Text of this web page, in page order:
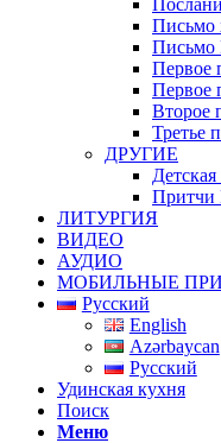
Письмо
Письмо
Первое
Первое
Второе
Третье
ДРУГИЕ
Притчи
ЛИТУРГИЯ
ВИДЕО
АУДИО
МОБИЛЬНЫЕ
Русский
English
Azərbaycan
Русский
Удинская кухня
Поиск
Меню